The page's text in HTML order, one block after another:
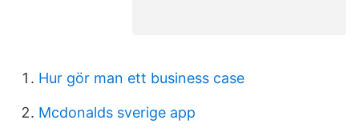
Hur gör man ett business case
Mcdonalds sverige app